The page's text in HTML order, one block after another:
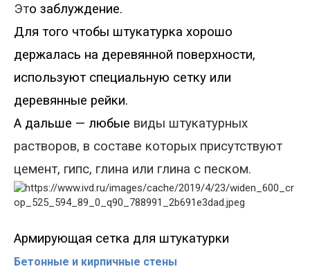
Это заблуждение.
Для того чтобы штукатурка хорошо
держалась на деревянной поверхности,
используют специальную сетку или
деревянные рейки.
А дальше — любые виды штукатурных
растворов, в составе которых присутствуют
цемент, гипс, глина или глина с песком.
Армирующая сетка для штукатурки
Бетонные и кирпичные стены